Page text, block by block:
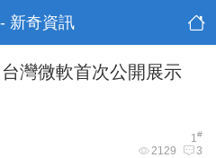
新奇資訊
灣微軟首次公開展示
1#
2129 3